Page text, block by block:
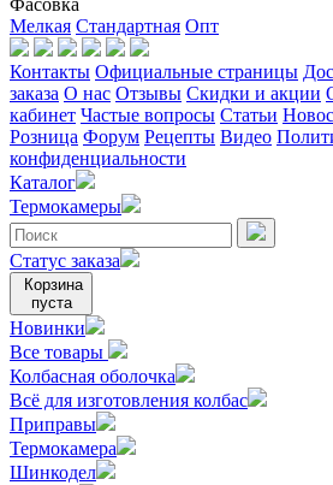
Фасовка
Мелкая Стандартная Опт
Контакты Официальные страницы
заказа О нас Отзывы Скидки и акции
кабинет Частые вопросы Статьи
Розница Форум Рецепты Видео
конфиденциальности
Каталог
Термокамеры
Статус заказа
Корзина
пуста
Новинки
Все товары
Колбасная оболочка
Всё для изготовления колбас
Приправы
Термокамера
Шинкодел